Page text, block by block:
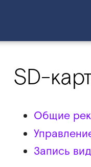
SD-
Общие
Запись